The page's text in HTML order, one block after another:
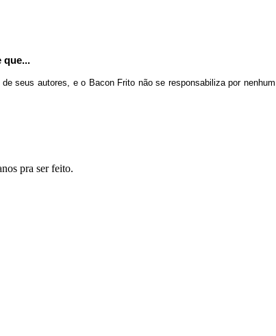
que...
seus autores, e o Bacon Frito não se responsabiliza por nenhum